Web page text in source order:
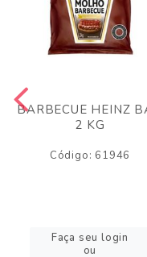
BARBECUE HEINZ
2 KG
Código: 61946
Faça seu login
ou